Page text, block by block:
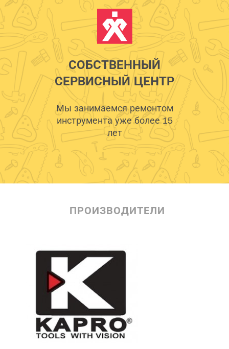
СОБСТВЕННЫЙ
СЕРВИСНЫЙ ЦЕНТР
Мы занимаемся ремонтом
инструмента уже более 15
лет
ПРОИЗВОДИТЕЛИ